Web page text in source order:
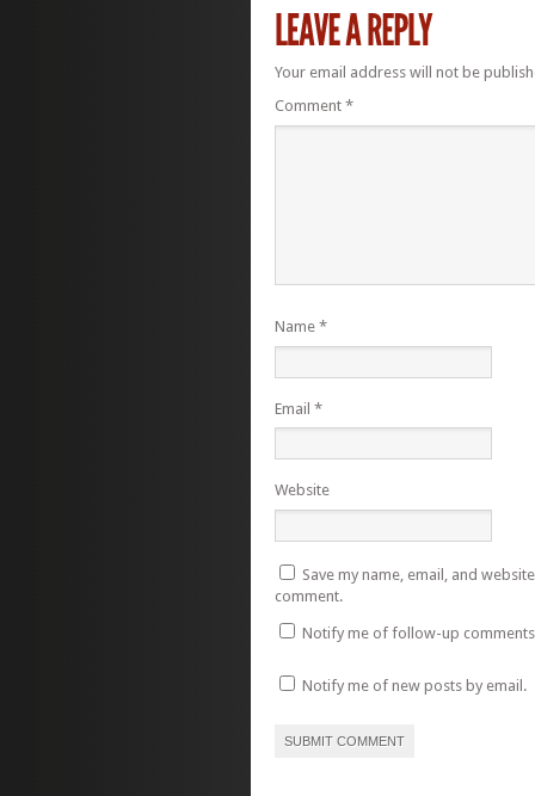
Your email address will not be
Comment *
Name *
Email *
Website
Save my name, email, and
comment.
Notify me of follow-up
Notify me of new posts by email.